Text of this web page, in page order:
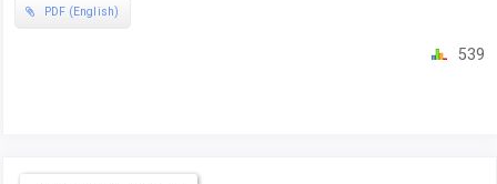
PDF (English)
539